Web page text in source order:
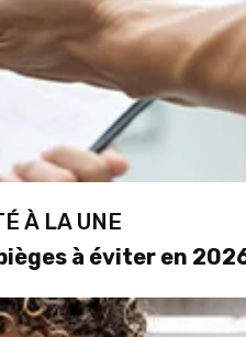
À LA UNE
à éviter en